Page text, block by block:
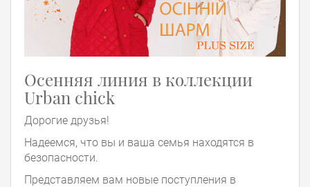
Осенняя линия в коллекции
Urban chick
Дорогие друзья!
Надеемся, что вы и ваша семья находятся в
безопасности.
Представляем вам новые поступления в